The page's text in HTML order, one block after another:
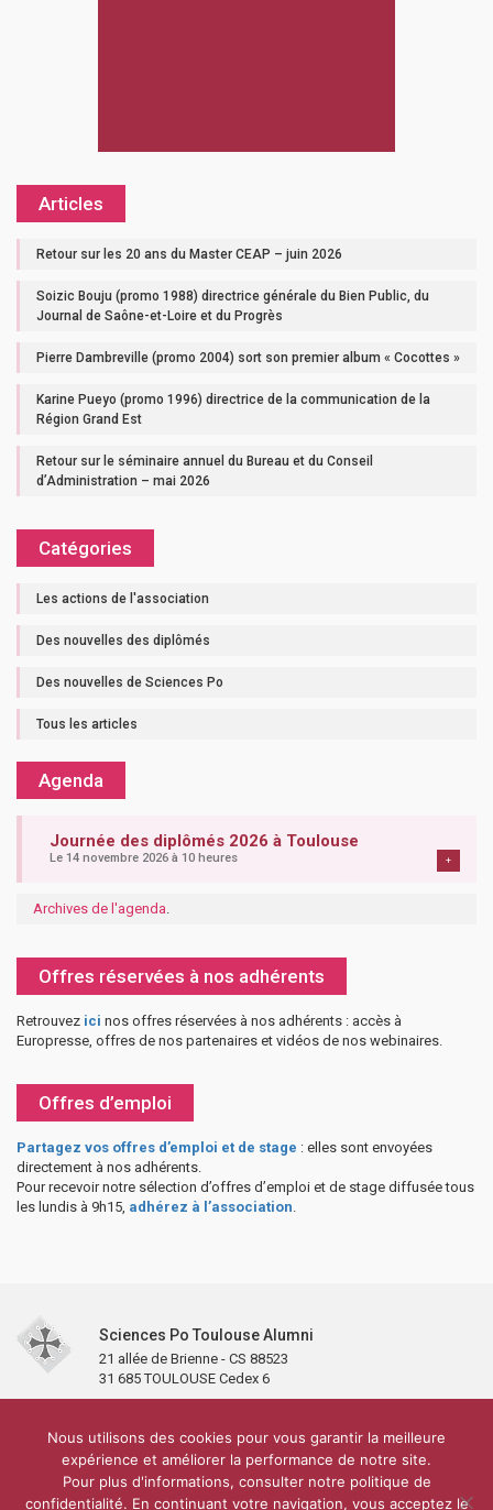
Articles
Retour sur les 20 ans du Master CEAP – juin 2026
Soizic Bouju (promo 1988) directrice générale du Bien Public, du
Journal de Saône-et-Loire et du Progrès
Pierre Dambreville (promo 2004) sort son premier album « Cocottes »
Karine Pueyo (promo 1996) directrice de la communication de la
Région Grand Est
Retour sur le séminaire annuel du Bureau et du Conseil
d’Administration – mai 2026
Catégories
Les actions de l'association
Des nouvelles des diplômés
Des nouvelles de Sciences Po
Tous les articles
Agenda
Journée des diplômés 2026 à Toulouse
Le 14 novembre 2026 à 10 heures +
Archives de l'agenda.
Offres réservées à nos adhérents
Retrouvez ici nos offres réservées à nos adhérents : accès à
Europresse, offres de nos partenaires et vidéos de nos webinaires.
Offres d’emploi
Partagez vos offres d’emploi et de stage : elles sont envoyées
directement à nos adhérents.
Pour recevoir notre sélection d’offres d’emploi et de stage diffusée tous
les lundis à 9h15, adhérez à l’association.
Sciences Po Toulouse Alumni
21 allée de Brienne - CS 88523
31 685 TOULOUSE Cedex 6
Partenaires et soutiens
Lettre d’information
Réseaux sociaux
Sciences Po Toulouse
Carré Alumni de la bibliothèque de Sciences Po Toulouse
10 000 diplômés
Réseau ScPo
Mentions légales Politique de confidentialité Plan du site
Nous utilisons des cookies pour vous garantir la meilleure
expérience et améliorer la performance de notre site.
Pour plus d'informations, consulter notre politique de
confidentialité. En continuant votre navigation, vous acceptez le